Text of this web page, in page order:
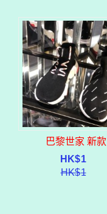
巴黎世家 新款
HK$1
HK$1